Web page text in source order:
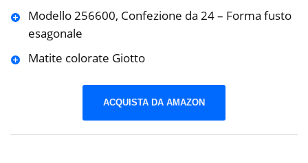
Modello 256600, Confezione da 24 – Forma fusto
esagonale
Matite colorate Giotto
ACQUISTA DA AMAZON